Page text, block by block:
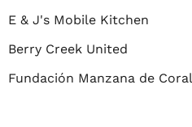
E & J's Mobile Kitchen
Berry Creek United
Fundación Manzana de Coral